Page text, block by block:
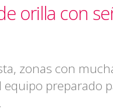
orilla con
zonas con
preparado